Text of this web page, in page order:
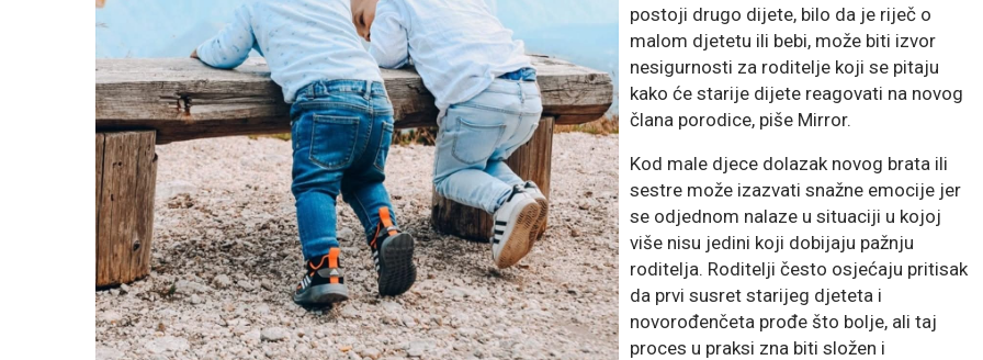
postoji drugo dijete, bilo da je riječ o
malom djetetu ili bebi, može biti izvor
nesigurnosti za roditelje koji se pitaju
kako će starije dijete reagovati na novog
člana porodice, piše Mirror.
Kod male djece dolazak novog brata ili
sestre može izazvati snažne emocije jer
se odjednom nalaze u situaciji u kojoj
više nisu jedini koji dobijaju pažnju
roditelja. Roditelji često osjećaju pritisak
da prvi susret starijeg djeteta i
novorođenčeta prođe što bolje, ali taj
proces u praksi zna biti složen i